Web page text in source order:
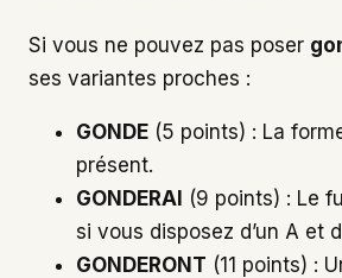
Si vous ne pouvez pas poser
ses variantes proches :
GONDE (5 points) : La
présent.
GONDERAI (9 points) : Le
si vous disposez d’un A et
GONDERONT (11 points) :